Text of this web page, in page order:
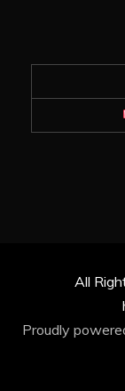
All
Proudly